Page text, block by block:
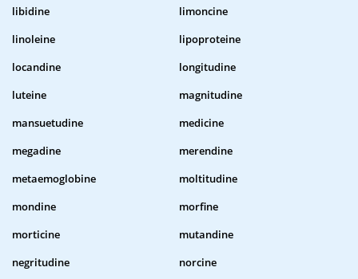
libidine
limoncine
linoleine
lipoproteine
locandine
longitudine
luteine
magnitudine
mansuetudine
medicine
megadine
merendine
metaemoglobine
moltitudine
mondine
morfine
morticine
mutandine
negritudine
norcine